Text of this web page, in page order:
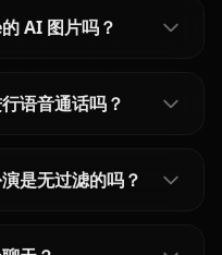
AI 图片吗？
语音通话吗？
是无过滤的吗？